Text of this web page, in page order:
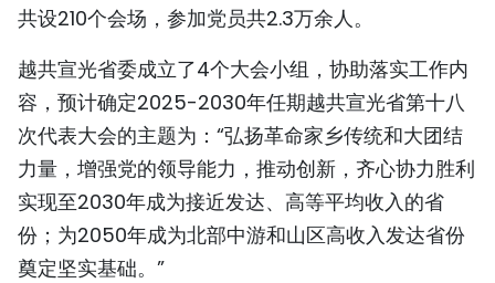
TIẾNG VIỆT
ENGLISH
FRANÇAIS
共设210个会场，参加党员共2.3万余人。
越共宣光省委成立了4个大会小组，协助落实工作内
容，预计确定2025-2030年任期越共宣光省第十八
次代表大会的主题为：“弘扬革命家乡传统和大团结
力量，增强党的领导能力，推动创新，齐心协力胜利
实现至2030年成为接近发达、高等平均收入的省
份；为2050年成为北部中游和山区高收入发达省份
奠定坚实基础。”